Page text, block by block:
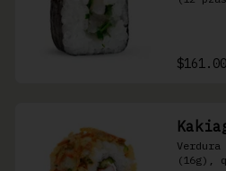
$161.00
(16g),